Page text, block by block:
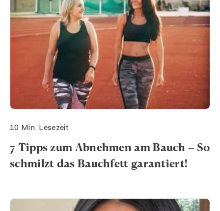
7 Tipps zum Abnehmen am Bauch – So
schmilzt das Bauchfett garantiert!
10 Min. Lesezeit